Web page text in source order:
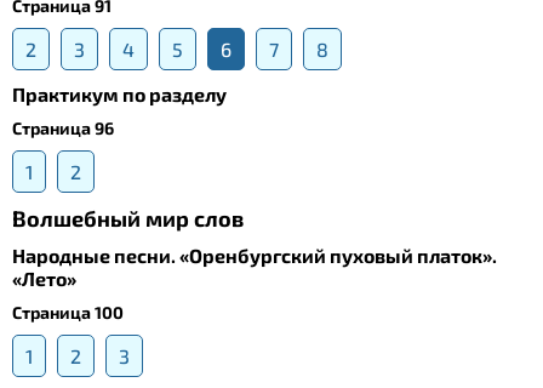
Страница 91
2 3 4 5 6 7
8
Практикум по разделу
Страница 96
1 2
Волшебный мир слов
Народные песни. «Оренбургский пуховый платок».
«Лето»
Страница 100
1 2
3